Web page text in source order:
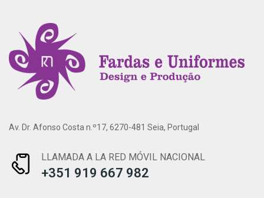
Av. Dr. Afonso Costa n.º17, 6270-481 Seia, Portugal
LLAMADA A LA RED MÓVIL NACIONAL
+351 919 667 982